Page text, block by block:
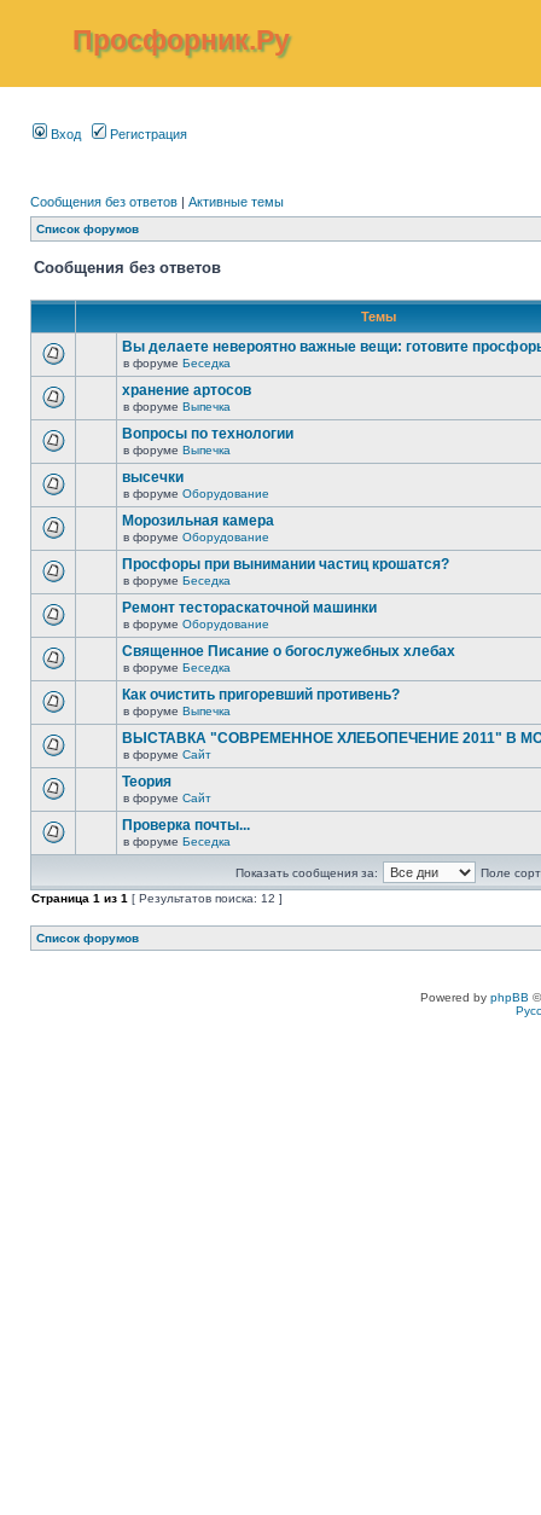
Просфорник.Ру
Вход Регистрация
Сообщения без ответов | Активные темы
Список форумов
Сообщения без ответов
Темы
Вы делаете невероятно важные вещи: готовите
в форуме Беседка
хранение артосов
в форуме Выпечка
Вопросы по технологии
в форуме Выпечка
высечки
в форуме Оборудование
Морозильная камера
в форуме Оборудование
Просфоры при вынимании частиц крошатся?
в форуме Беседка
Ремонт тестораскаточной машинки
в форуме Оборудование
Священное Писание о богослужебных хлебах
в форуме Беседка
Как очистить пригоревший противень?
в форуме Выпечка
ВЫСТАВКА "СОВРЕМЕННОЕ ХЛЕБОПЕЧЕНИЕ 2011" В
в форуме Сайт
Теория
в форуме Сайт
Проверка почты...
в форуме Беседка
Показать сообщения за:
Поле
Страница 1 из 1 [ Результатов поиска: 12 ]
Список форумов
Powered by phpBB